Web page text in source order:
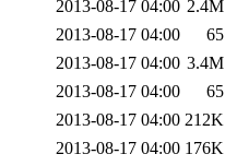
2013-08-17 04:00 2.4M
2013-08-17 04:00
65
2013-08-17 04:00 3.4M
2013-08-17 04:00
65
2013-08-17 04:00 212K
2013-08-17 04:00 176K